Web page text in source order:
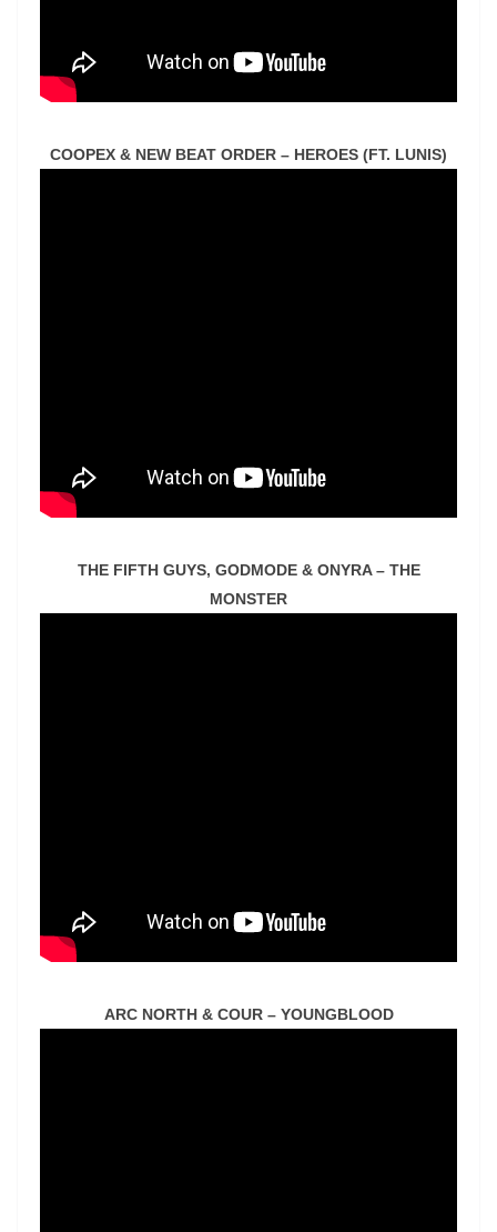
COOPEX & NEW BEAT ORDER – HEROES (FT. LUNIS)
THE FIFTH GUYS, GODMODE & ONYRA – THE
MONSTER
ARC NORTH & COUR – YOUNGBLOOD